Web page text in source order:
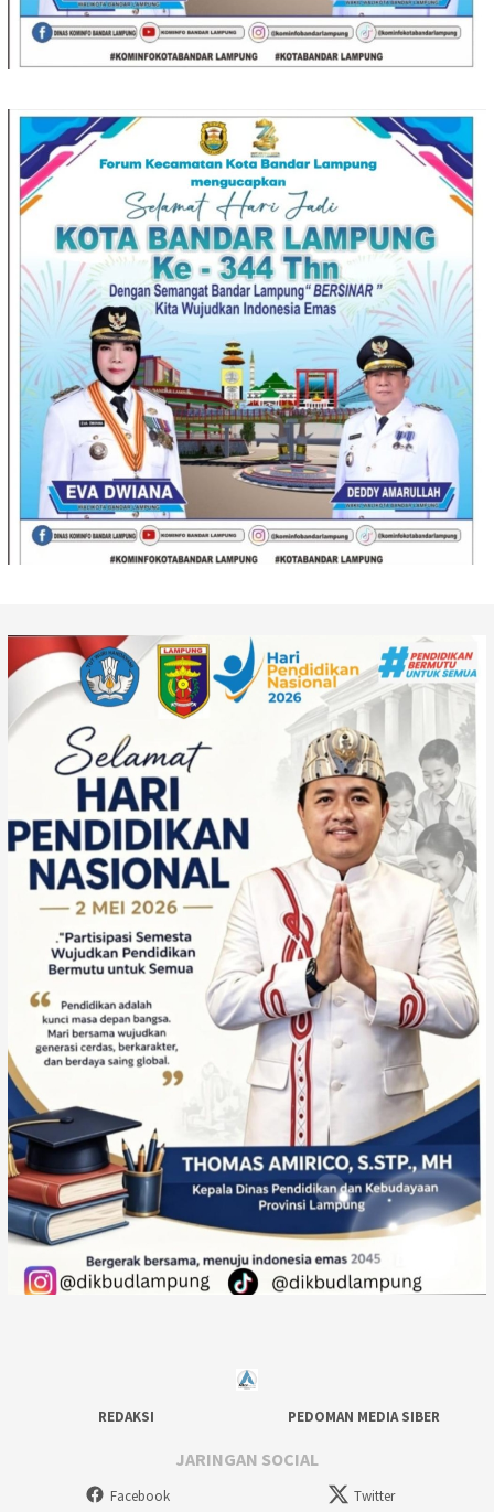
REDAKSI PEDOMAN MEDIA SIBER
JARINGAN SOCIAL
Facebook Twitter